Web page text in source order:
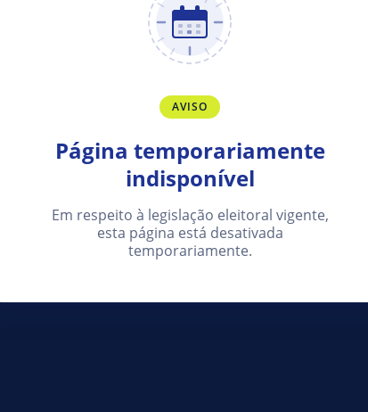
AVISO
Página temporariamente
indisponível
Em respeito à legislação eleitoral vigente,
esta página está desativada
temporariamente.